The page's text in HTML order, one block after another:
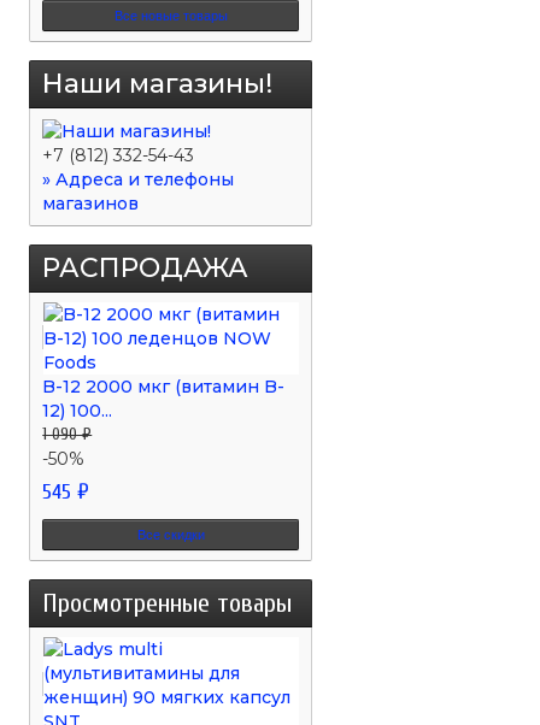
Все новые товары
Наши магазины!
+7 (812) 332-54-43
» Адреса и телефоны
магазинов
РАСПРОДАЖА
B-12 2000 мкг (витамин B-
12) 100...
1 090 ₽
-50%
545 ₽
Все скидки
Просмотренные товары